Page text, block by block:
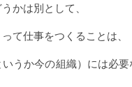
かは別として、
て仕事をつくることは、
うか今の組織）には必